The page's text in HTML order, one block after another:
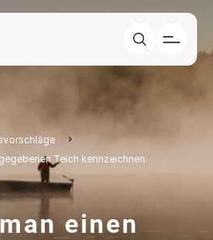
Teich kennzeichnen
einen